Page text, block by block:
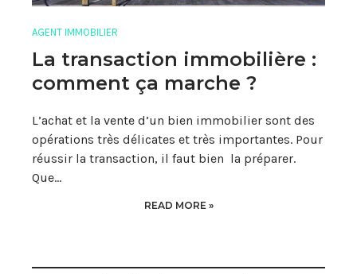
AGENT IMMOBILIER
La transaction immobilière :
comment ça marche ?
L’achat et la vente d’un bien immobilier sont des
opérations très délicates et très importantes. Pour
réussir la transaction, il faut bien la préparer.
Que…
READ MORE »